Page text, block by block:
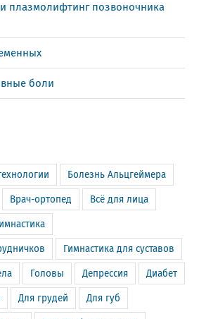
плазмолифтинг позвоночника
боли
Болезнь Альцгеймера
Врач-ортопед Всё для лица
Гимнастика для суставов
Головы Депрессия Диабет
Для грудей Для губ